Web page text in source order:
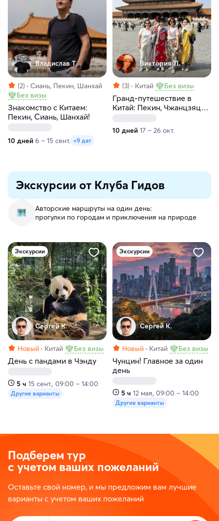
Владислав Т.
(2)
Сиань, Пекин, Шанхай
Без визы
Знакомство с Китаем:
Пекин, Сиань, Шанхай!
10 дней 6 – 15 сент. +9 дат
Виктория Л.
(3) Китай Без визы
Гранд-путешествие в
Китай: Пекин, Чжанцзяцзе
10 дней 17 – 26 окт.
Экскурсии от Клуба Гидов
Авторские маршруты на один день:
прогулки по городам и приключения на природе
Экскурсии
Сергей К.
Новый Китай Без визы
День с пандами в Чэнду
5 ч 15 сент., 09:00 – 14:00
Другие варианты
Экскурсии
Сергей К.
Новый Китай Без визы
Чунцин! Главное за один
день
5 ч 12 мая, 09:00 – 14:00
Другие варианты
Подберем тур
с учетом ваших пожеланий
Оставьте свой номер, и мы предложим вам лучшие
варианты с учетом ваших пожеланий